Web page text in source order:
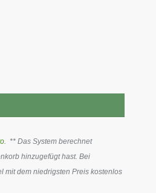
. ** Das System berechnet
hinzugefügt hast. Bei
mit dem niedrigsten Preis kostenlos